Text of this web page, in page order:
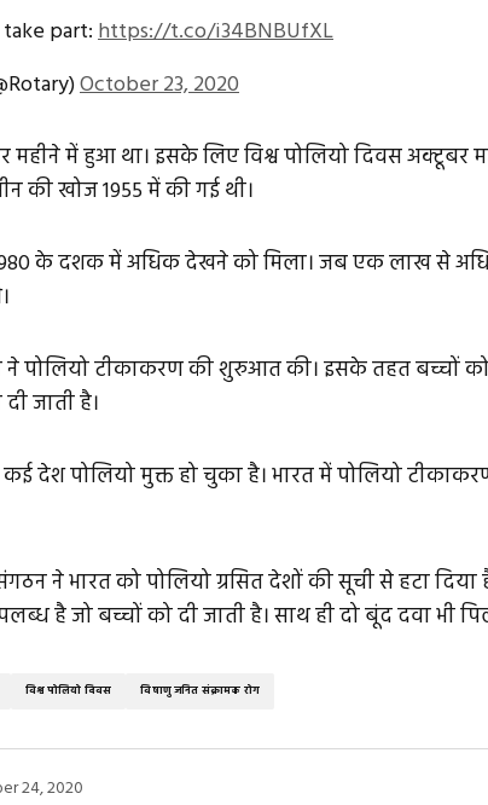
part:https://t.co/i34BNBUfXL
October 23, 2020
महीने में हुआ था। इसके लिए विश्व पोलियो दिवस अक्टूबर
की खोज 1955 में की गई थी।
के दशक में अधिक देखने को मिला। जब एक लाख से
ने पोलियो टीकाकरण की शुरुआत की। इसके तहत बच्चों
जाती है।
देश पोलियो मुक्त हो चुका है। भारत में पोलियो
ने भारत को पोलियो ग्रसित देशों की सूची से हटा दिया
है जो बच्चों को दी जाती है। साथ ही दो बूंद दवा भी
विश्व पोलियो दिवस विषाणु जनित संक्रामक रोग
24, 2020